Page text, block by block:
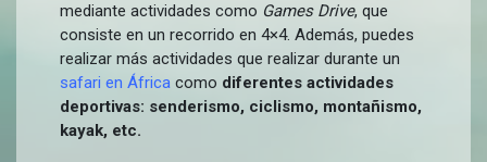
mediante actividades como Games Drive, que
consiste en un recorrido en 4×4. Además, puedes
realizar más actividades que realizar durante un
safari en África como diferentes actividades
deportivas: senderismo, ciclismo, montañismo,
kayak, etc.